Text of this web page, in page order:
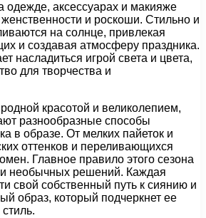
аксессуарах и макияже
и роскоши. Стильно и
на солнце, привлекая
и создавая атмосферу праздника.
насладиться игрой света и цвета,
для творчества и
красотой и великолепием,
разнообразные способы
в образе. От мелких пайеток и
оттенков и переливающихся
Главное правило этого сезона
необычных решений. Каждая
свой собственный путь к сиянию и
образ, который подчеркнет ее